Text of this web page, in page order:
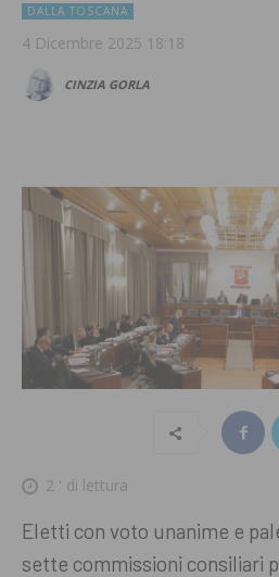
DALLA TOSCANA
4 Dicembre 2025 18:18
CINZIA GORLA
2 ' di lettura
Eletti con voto unanime e
sette commissioni consiliari